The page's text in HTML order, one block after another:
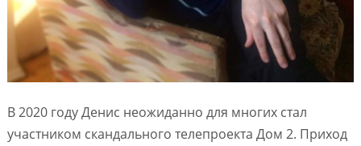
В 2020 году Денис неожиданно для многих стал
участником скандального телепроекта Дом 2. Приход